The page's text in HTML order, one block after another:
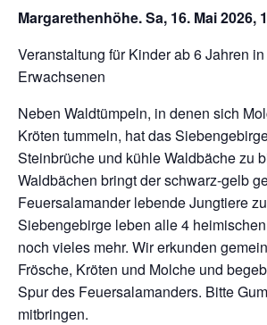
Margarethenhöhe. Sa, 16. Mai 2026,
Veranstaltung für Kinder ab 6 Jahren
Erwachsenen
Neben Waldtümpeln, in denen sich
Kröten tummeln, hat das
Steinbrüche und kühle Waldbäche zu
Waldbächen bringt der schwarz-gelb
Feuersalamander lebende Jungtiere
Siebengebirge leben alle 4
noch vieles mehr. Wir erkunden
Frösche, Kröten und Molche und
Spur des Feuersalamanders. Bitte
mitbringen.